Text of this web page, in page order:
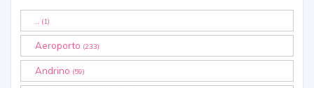
(1)
Aeroporto (233)
Andrino (59)